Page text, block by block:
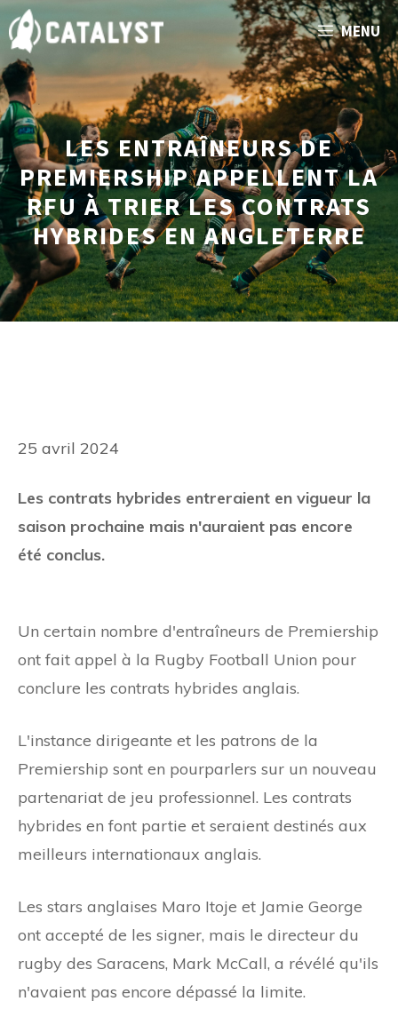
Aller
au
contenu
MENU
LES ENTRAÎNEURS DE
PREMIERSHIP APPELLENT LA
RFU À TRIER LES CONTRATS
HYBRIDES EN ANGLETERRE
25 avril 2024
Les contrats hybrides entreraient en vigueur la
saison prochaine mais n'auraient pas encore
été conclus.
Un certain nombre d'entraîneurs de Premiership
ont fait appel à la Rugby Football Union pour
conclure les contrats hybrides anglais.
L'instance dirigeante et les patrons de la
Premiership sont en pourparlers sur un nouveau
partenariat de jeu professionnel. Les contrats
hybrides en font partie et seraient destinés aux
meilleurs internationaux anglais.
Les stars anglaises Maro Itoje et Jamie George
ont accepté de les signer, mais le directeur du
rugby des Saracens, Mark McCall, a révélé qu'ils
n'avaient pas encore dépassé la limite.